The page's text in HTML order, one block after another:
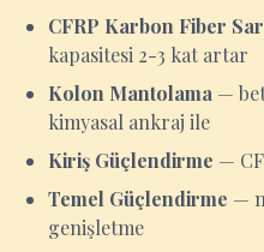
CFRP Karbon Fiber
kapasitesi 2-3 kat artar
Kolon Mantolama —
kimyasal ankraj ile
Kiriş Güçlendirme —
Temel Güçlendirme —
genişletme